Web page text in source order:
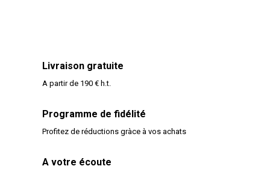
Livraison gratuite
A partir de 190 € h.t.
Programme de fidélité
Profitez de réductions gràce à vos achats
A votre écoute